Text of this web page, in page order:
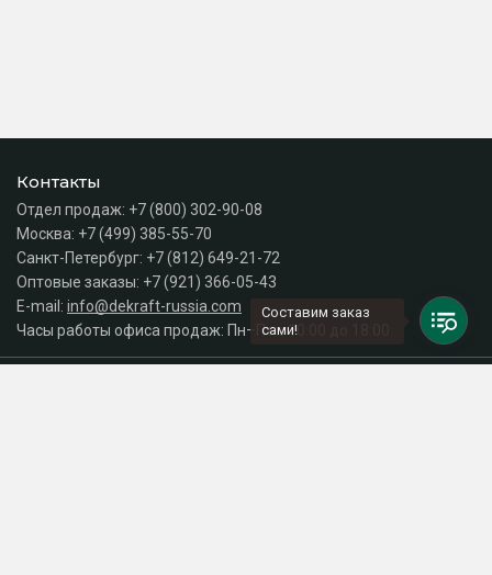
Контакты
Отдел продаж: +7 (800) 302-90-08
Москва: +7 (499) 385-55-70
Санкт-Петербург: +7 (812) 649-21-72
Оптовые заказы: +7 (921) 366-05-43
E-mail: info@dekraft-russia.com
Часы работы офиса продаж: Пн–Пт с 10:00 до 18:00
Составим заказ
сами!